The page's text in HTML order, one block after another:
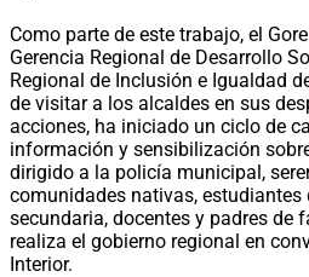
Como parte de este trabajo, el
Gerencia Regional de Desarrollo
Regional de Inclusión e Igualdad
de visitar a los alcaldes en sus
acciones, ha iniciado un ciclo de
información y sensibilización
dirigido a la policía municipal,
comunidades nativas, estudiantes
secundaria, docentes y padres de
realiza el gobierno regional en
Interior.